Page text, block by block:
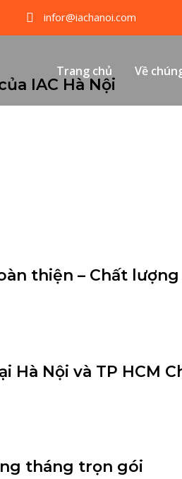
infor@iachanoi.com
Trang chủ Về
IAC Hà Nội
thiện – Chất lượng
Nội và TP HCM
tháng trọn gói